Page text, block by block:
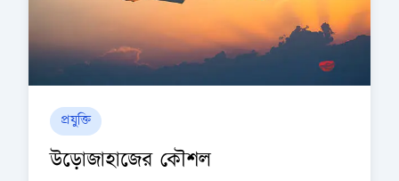
প্রযুক্তি
উড়োজাহাজের কৌশল